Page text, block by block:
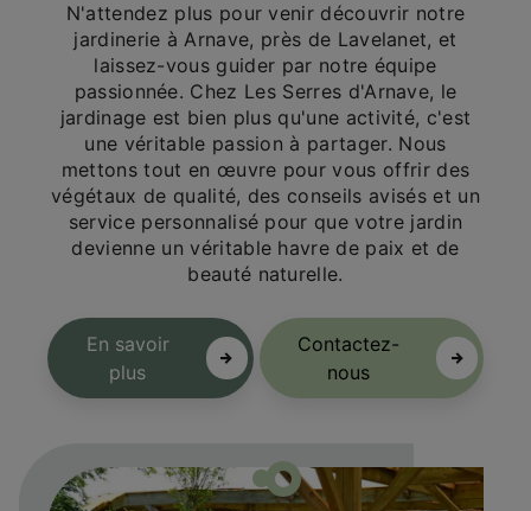
N'attendez plus pour venir découvrir notre
jardinerie à Arnave, près de Lavelanet, et
laissez-vous guider par notre équipe
passionnée. Chez Les Serres d'Arnave, le
jardinage est bien plus qu'une activité, c'est
une véritable passion à partager. Nous
mettons tout en œuvre pour vous offrir des
végétaux de qualité, des conseils avisés et un
service personnalisé pour que votre jardin
devienne un véritable havre de paix et de
beauté naturelle.
En savoir
plus
Contactez-
nous